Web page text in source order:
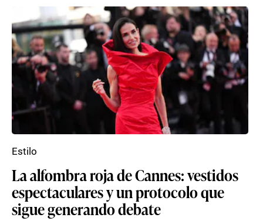
La alfombra roja de Cannes: vestidos
espectaculares y un protocolo que
sigue generando debate
Estilo